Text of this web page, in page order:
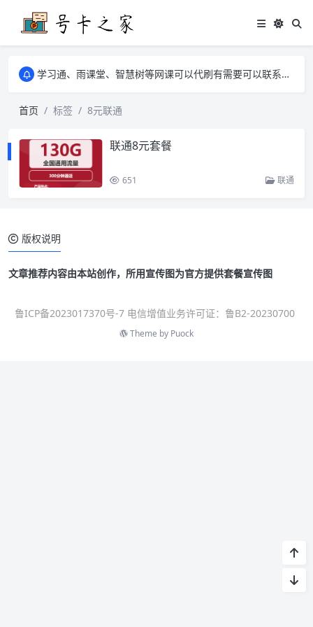
学习通、雨课堂、智慧树等网课可以代刷有需要可以联系邮箱i@tuzi.la
学习通、雨课堂、智慧树等网课可以代刷有需要可以联系邮箱i@tuzi.la
首页
标签 8元联通
联通8元套餐
651 联通
版权说明
文章推荐内容由本站创作，所用宣传图为官方提供套餐宣传图
鲁ICP备2023017370号-7 电信增值业务许可证：鲁B2-20230700
Theme by Puock